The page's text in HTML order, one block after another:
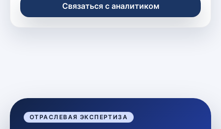
Связаться с аналитиком
ОТРАСЛЕВАЯ ЭКСПЕРТИЗА